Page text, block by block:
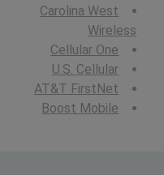
Carolina West
Wireless
Cellular One
U.S. Cellular
AT&T FirstNet
Boost Mobile